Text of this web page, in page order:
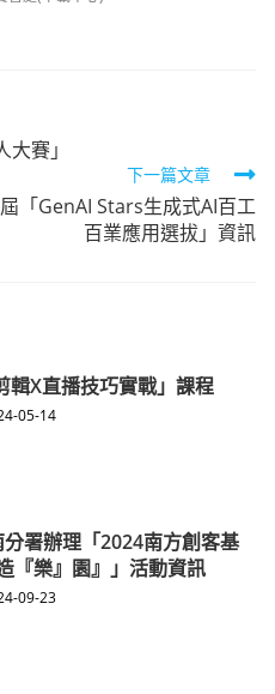
賽」
下一篇文章
「GenAI Stars生成式AI百工
百業應用選拔」資訊
輯X直播技巧實戰」課程
05-14
署辦理「2024南方創客基
『樂』園』」活動資訊
09-23